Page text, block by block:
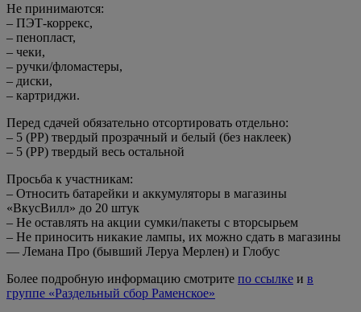
Не принимаются:
– ПЭТ-коррекс,
– пенопласт,
– чеки,
– ручки/фломастеры,
– диски,
– картриджи.
Перед сдачей обязательно отсортировать отдельно:
– 5 (PP) твердый прозрачный и белый (без наклеек)
– 5 (РР) твердый весь остальной
Просьба к участникам:
– Относить батарейки и аккумуляторы в магазины
«ВкусВилл» до 20 штук
– Не оставлять на акции сумки/пакеты с вторсырьем
– Не приносить никакие лампы, их можно сдать в магазины
— Лемана Про (бывший Леруа Мерлен) и Глобус
Более подробную информацию смотрите по ссылке и в
группе «Раздельный сбор Раменское»